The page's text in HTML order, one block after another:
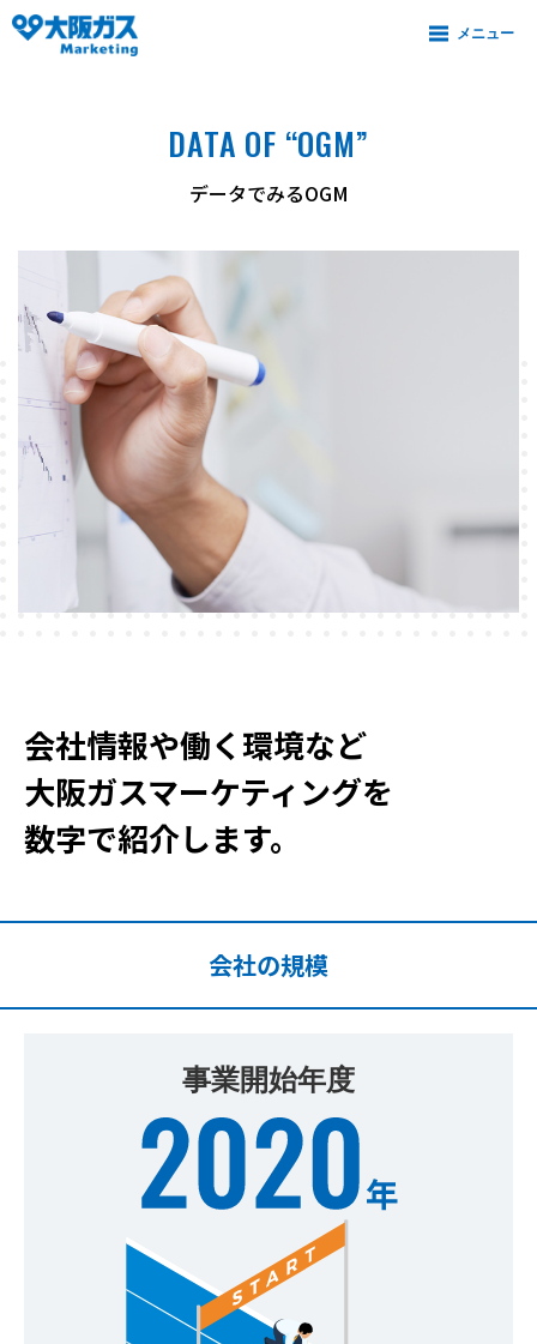
DATA OF “OGM”
データでみるOGM
会社情報や働く環境など
大阪ガスマーケティングを
数字で紹介します。
会社の規模
事業開始年度